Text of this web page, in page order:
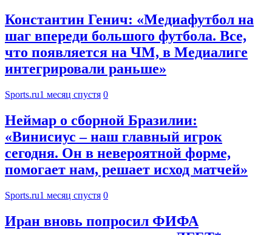
Константин Генич: «Медиафутбол на
шаг впереди большого футбола. Все,
что появляется на ЧМ, в Медиалиге
интегрировали раньше»
Sports.ru1 месяц спустя 0
Неймар о сборной Бразилии:
«Винисиус – наш главный игрок
сегодня. Он в невероятной форме,
помогает нам, решает исход матчей»
Sports.ru1 месяц спустя 0
Иран вновь попросил ФИФА